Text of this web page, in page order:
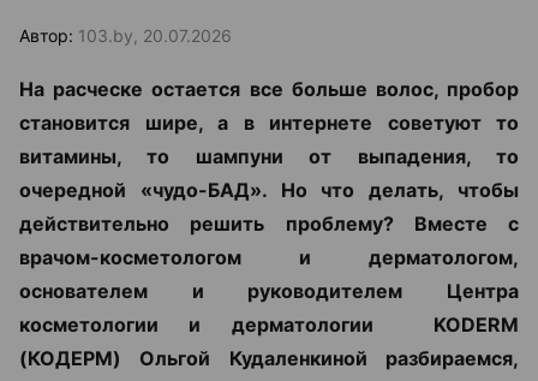
Автор: 103.by, 20.07.2026
На расческе остается все больше волос, пробор
становится шире, а в интернете советуют то
витамины, то шампуни от выпадения, то
очередной «чудо-БАД». Но что делать, чтобы
действительно решить проблему? Вместе с
врачом-косметологом и дерматологом,
основателем и руководителем Центра
косметологии и дерматологии KODERM
(КОДЕРМ) Ольгой Кудаленкиной разбираемся,